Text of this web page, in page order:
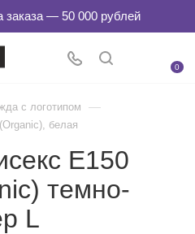
0
с логотипом —
белая
E150
темно-
L